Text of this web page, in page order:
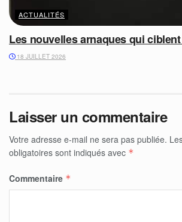
ACTUALITÉS
Les nouvelles arnaques qui
18 JUILLET 2026
Laisser un commentaire
Votre adresse e-mail ne sera pas publiée.
obligatoires sont indiqués avec *
Commentaire *